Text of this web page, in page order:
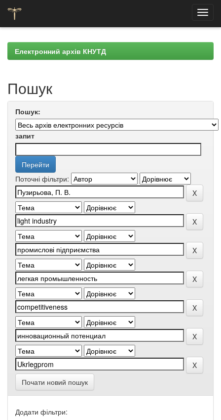
navigationЕлектронний архів КНУТД
Пошук
Пошук:
запит
Поточні фільтри:
Почати новий пошук
Додати фільтри: